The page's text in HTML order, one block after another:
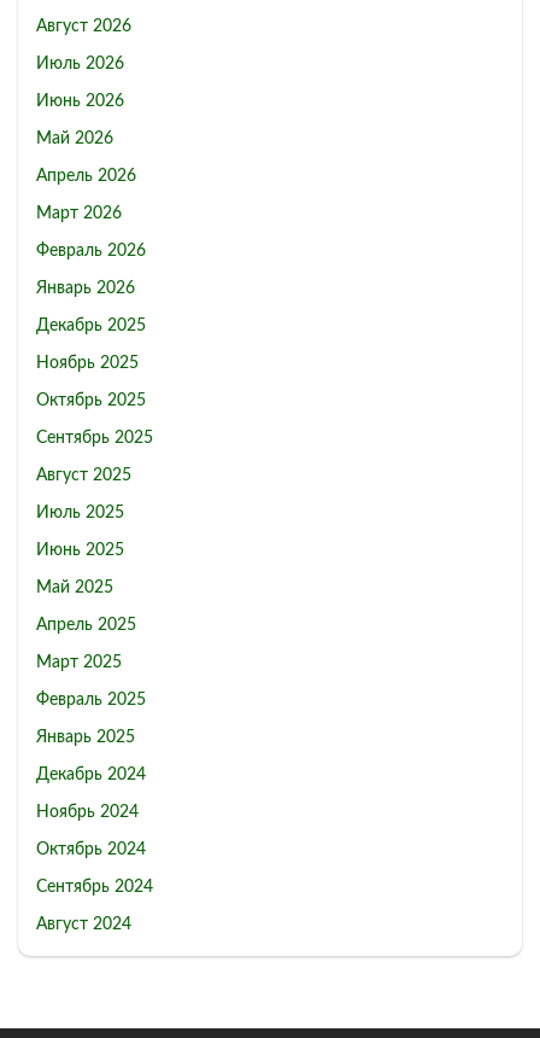
Август 2026
Июль 2026
Июнь 2026
Май 2026
Апрель 2026
Март 2026
Февраль 2026
Январь 2026
Декабрь 2025
Ноябрь 2025
Октябрь 2025
Сентябрь 2025
Август 2025
Июль 2025
Июнь 2025
Май 2025
Апрель 2025
Март 2025
Февраль 2025
Январь 2025
Декабрь 2024
Ноябрь 2024
Октябрь 2024
Сентябрь 2024
Август 2024